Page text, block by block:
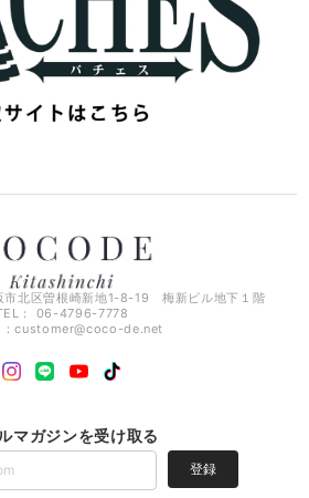
北区曽根崎新地1-8-19 梅新ビル地下１階
： 06-4796-7778
customer@coco-de.net
マガジンを受け取る
登録